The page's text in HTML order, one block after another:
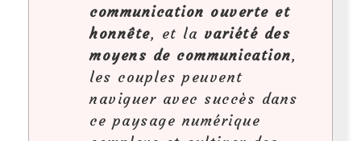
communication ouverte et
honnête, et la variété des
moyens de communication,
les couples peuvent
naviguer avec succès dans
ce paysage numérique